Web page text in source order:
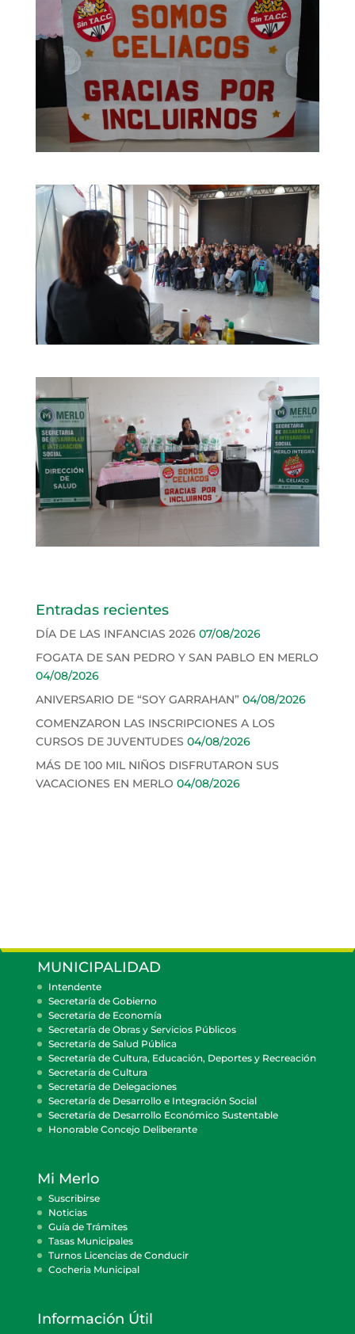
Entradas recientes
DÍA DE LAS INFANCIAS 2026 07/08/2026
FOGATA DE SAN PEDRO Y SAN PABLO EN MERLO
04/08/2026
ANIVERSARIO DE “SOY GARRAHAN” 04/08/2026
COMENZARON LAS INSCRIPCIONES A LOS
CURSOS DE JUVENTUDES 04/08/2026
MÁS DE 100 MIL NIÑOS DISFRUTARON SUS
VACACIONES EN MERLO 04/08/2026
MUNICIPALIDAD
Intendente
Secretaría de Gobierno
Secretaría de Economía
Secretaría de Obras y Servicios Públicos
Secretaría de Salud Pública
Secretaría de Cultura, Educación, Deportes y Recreación
Secretaría de Cultura
Secretaría de Delegaciones
Secretaría de Desarrollo e Integración Social
Secretaría de Desarrollo Económico Sustentable
Honorable Concejo Deliberante
Mi Merlo
Suscribirse
Noticias
Guía de Trámites
Tasas Municipales
Turnos Licencias de Conducir
Cocheria Municipal
Información Útil